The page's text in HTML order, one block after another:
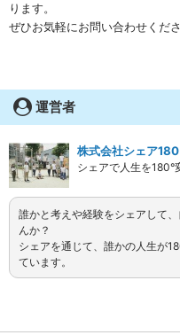
ります。
ぜひお気軽にお問い合わせくだ
運営者
株式会社シェア180
シェアで人生を180°
誰かと考えや経験をシェアして
んか？
シェアを通じて、誰かの人生が
ています。